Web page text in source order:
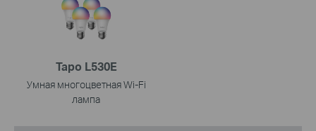
Tapo L530E
Умная многоцветная Wi‑Fi
лампа